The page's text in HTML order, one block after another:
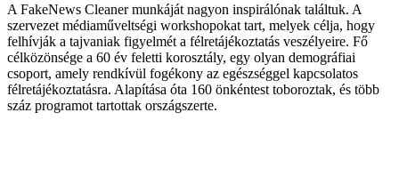
A FakeNews Cleaner munkáját nagyon inspirálónak találtuk. A
szervezet médiaműveltségi workshopokat tart, melyek célja, hogy
felhívják a tajvaniak figyelmét a félretájékoztatás veszélyeire. Fő
célközönsége a 60 év feletti korosztály, egy olyan demográfiai
csoport, amely rendkívül fogékony az egészséggel kapcsolatos
félretájékoztatásra. Alapítása óta 160 önkéntest toboroztak, és több
száz programot tartottak országszerte.